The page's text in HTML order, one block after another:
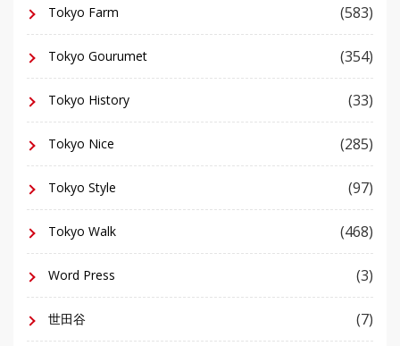
Tokyo Farm (583)
Tokyo Gourumet (354)
Tokyo History (33)
Tokyo Nice (285)
Tokyo Style (97)
Tokyo Walk (468)
Word Press (3)
世田谷 (7)